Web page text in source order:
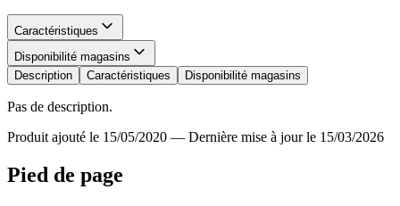
Caractéristiques
Disponibilité magasins
Description
Caractéristiques Disponibilité magasins
Pas de description.
Produit ajouté le 15/05/2020 — Dernière mise à jour le 15/03/2026
Pied de page